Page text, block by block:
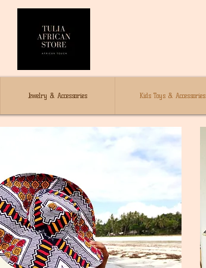
Jewelry & Accessories Kids Toys & Accessories